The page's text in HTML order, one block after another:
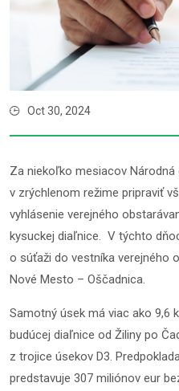
Oct 30, 2024
Za niekoľko mesiacov
v zrýchlenom režime pripraviť
vyhlásenie verejného
kysuckej diaľnice. V týchto
o súťaži do vestníka verejného
Nové Mesto – Oščadnica.
Samotný úsek má viac ako 9,6
budúcej diaľnice od Žiliny po
z trojice úsekov D3.
predstavuje 307 miliónov eur